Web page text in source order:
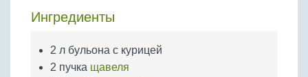
Яйца
Крупы
Ингредиенты
2 л бульона с курицей
2 пучка щавеля